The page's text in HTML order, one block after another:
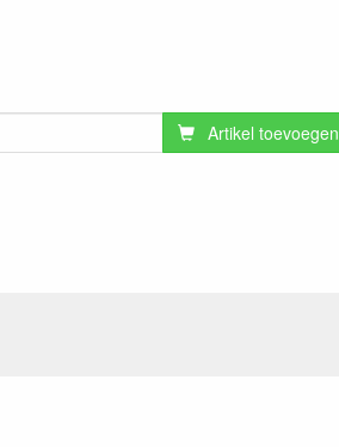
Artikel toevoegen